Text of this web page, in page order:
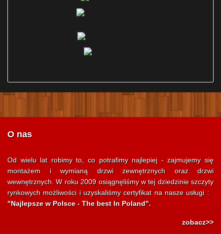
O nas
Od wielu lat robimy to, co potrafimy najlepiej - zajmujemy się
montażem i wymianą drzwi zewnętrznych oraz drzwi
wewnętrznych. W roku 2009 osiągnęliśmy w tej dziedzinie szczyty
rynkowych możliwości i uzyskaliśmy certyfikat na nasze usługi :
"Najlepsze w Polsce - The best In Poland".
zobacz>>